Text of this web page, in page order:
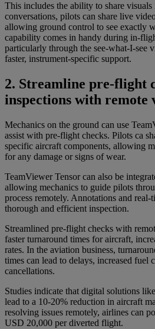
This includes the ability to share
conversations, pilots can share live
allowing ground control to see exactly
capability comes in handy during in-
particularly through the see-what-I-see
faster, instrument-specific support.
2. Streamline pre-flight
inspections with remote
Mechanics on the ground can use
assist with pre-flight checks. Pilots ca
specific aircraft components, allowing
for any damage or signs of wear.
TeamViewer Tensor can also be
allowing mechanics to guide pilots
process remotely. Annotations and real-
thorough and efficient inspection.
Streamlined pre-flight checks with
faster turnaround times for aircraft,
rates. In the aviation business,
times can lead to delays, increased fuel
cancellations.
Studies indicate that digital solutions
lead to a 10-20% reduction in aircraft
resolving issues remotely, airlines can
USD 20,000 per diverted flight.